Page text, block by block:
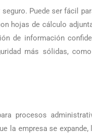
Puede ser fácil
hojas de cálculo
de información
más sólidas,
procesos
la empresa se